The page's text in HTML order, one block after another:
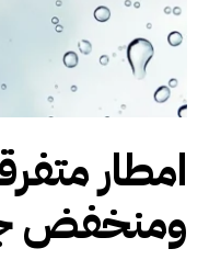
امطار
ومنخفض